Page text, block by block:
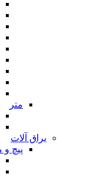
متر
یراق آلات
پیچ و